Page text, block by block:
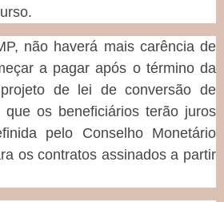
não haverá mais carência de
a pagar após o término da
projeto de lei de conversão de
que os beneficiários terão juros
pelo Conselho Monetário
os contratos assinados a partir